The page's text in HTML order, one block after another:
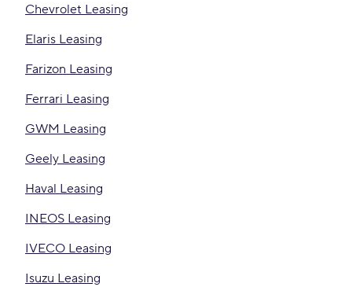
Chevrolet Leasing
Elaris Leasing
Farizon Leasing
Ferrari Leasing
GWM Leasing
Geely Leasing
Haval Leasing
INEOS Leasing
IVECO Leasing
Isuzu Leasing